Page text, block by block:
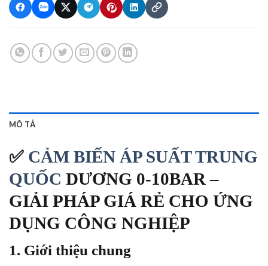
MÔ TẢ
✅ CẢM BIẾN ÁP SUẤT TRUNG
QUỐC DƯƠNG 0-10BAR –
GIẢI PHÁP GIÁ RẺ CHO ỨNG
DỤNG CÔNG NGHIỆP
1. Giới thiệu chung